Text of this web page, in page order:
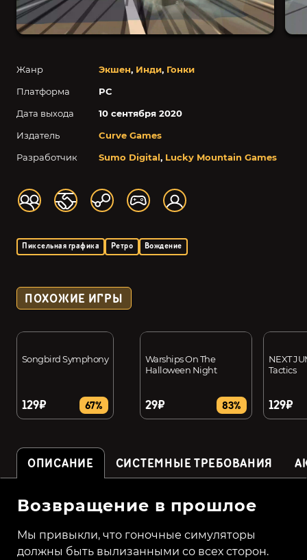
Жанр Экшен, Инди, Гонки
Платформа
PC
Дата выхода
10 сентября 2020
Издатель
Curve Games
Разработчик
Sumo Digital, Lucky Mountain Games
Пиксельная графика Ретро Вождение
ПОХОЖИЕ ИГРЫ
Songbird Symphony
129₽ 67%
Warships On The
Halloween Night
29₽ 83%
NEXT
Tactics
129₽
ОПИСАНИЕ СИСТЕМНЫЕ ТРЕБОВАНИЯ
Возвращение в прошлое
Мы привыкли, что гоночные симуляторы
должны быть вылизанными со всех сторон.